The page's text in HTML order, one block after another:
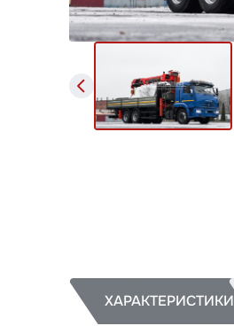
ХАРАКТЕРИСТИКИ